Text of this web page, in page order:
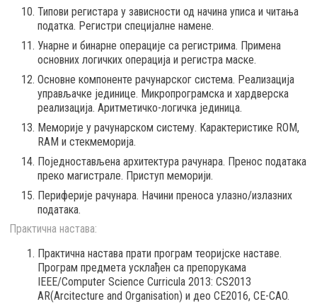
Типови регистара у зависности од начина уписа и читања
податка. Регистри специјалне намене.
Унарне и бинарне операције са регистрима. Примена
основних логичких операција и регистра маске.
Основне компоненте рачунарског система. Реализација
управљачке јединице. Микропрограмска и хардверска
реализација. Аритметичко-логичка јединица.
Меморије у рачунарском систему. Карактеристике ROM,
RAM и стекмеморија.
Поједностављена архитектура рачунара. Пренос података
преко магистрале. Приступ меморији.
Периферије рачунара. Начини преноса улазно/излазних
података.
Практична настава:
Практична настава прати програм теоријске наставе.
Програм предмета усклађен са препорукaма
IEEE/Computer Science Curricula 2013: CS2013
AR(Arcitecture and Organisation) и део CE2016, CE-CAO.